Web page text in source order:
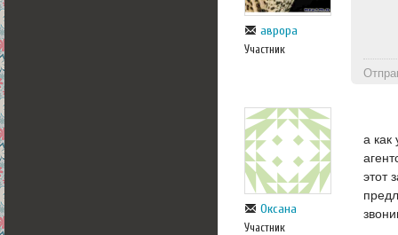
аврора
Участник
Оксана
Участник
а как
этот